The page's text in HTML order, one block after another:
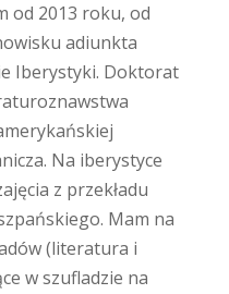
od 2013 roku, od
adiunkta
Iberystyki. Doktorat
Na iberystyce
z przekładu
Mam na
(literatura i
w szufladzie na